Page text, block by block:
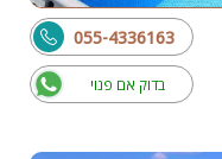
בדוק אם פנוי
055-4336163